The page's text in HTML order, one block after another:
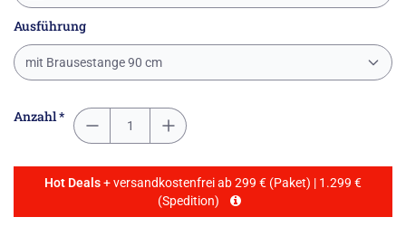
Ausführung
mit Brausestange 90 cm
Anzahl *
Hot Deals+ versandkostenfrei ab 299 € (Paket) | 1.299 €
(Spedition)